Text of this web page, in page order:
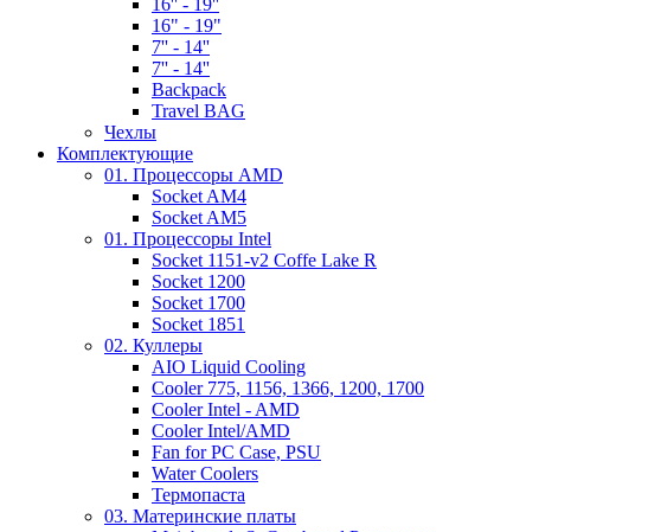
16'' - 19''
16" - 19"
7'' - 14''
7'' - 14''
Backpack
Travel BAG
Чехлы
Комплектующие
01. Процессоры AMD
Socket AM4
Socket AM5
01. Процессоры Intel
Socket 1151-v2 Coffe Lake R
Socket 1200
Socket 1700
Socket 1851
02. Куллеры
AIO Liquid Cooling
Cooler 775, 1156, 1366, 1200, 1700
Cooler Intel - AMD
Cooler Intel/AMD
Fan for PC Case, PSU
Water Coolers
Термопаста
03. Материнские платы